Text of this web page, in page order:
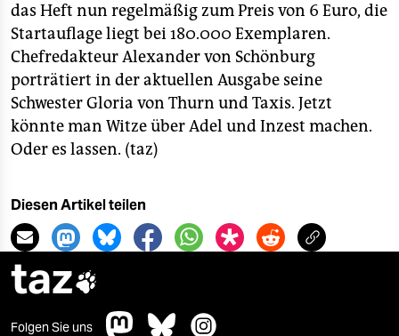
das Heft nun regelmäßig zum Preis von 6 Euro, die
Startauflage liegt bei 180.000 Exemplaren.
Chefredakteur Alexander von Schönburg
porträtiert in der aktuellen Ausgabe seine
Schwester Gloria von Thurn und Taxis. Jetzt
könnte man Witze über Adel und Inzest machen.
Oder es lassen. (taz)
Diesen Artikel teilen
taz
Folgen Sie uns